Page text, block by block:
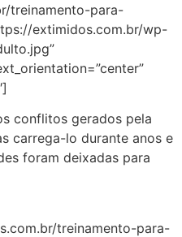
treinamento-para-
extimidos.com.br/wp-
conflitos gerados pela
carrega-lo durante anos e
foram deixadas para
treinamento-para-